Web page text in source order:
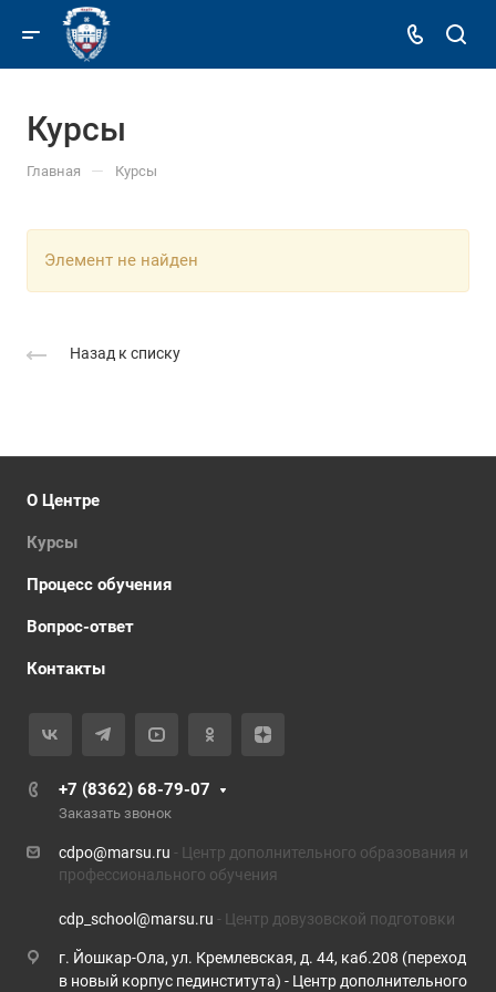
Курсы
Главная — Курсы
Элемент не найден
Назад к списку
О Центре
Курсы
Процесс обучения
Вопрос-ответ
Контакты
+7 (8362) 68-79-07
Заказать звонок
cdpo@marsu.ru - Центр дополнительного образования и
профессионального обучения
cdp_school@marsu.ru - Центр довузовской подготовки
г. Йошкар-Ола, ул. Кремлевская, д. 44, каб.208 (переход
в новый корпус пединститута) - Центр дополнительного